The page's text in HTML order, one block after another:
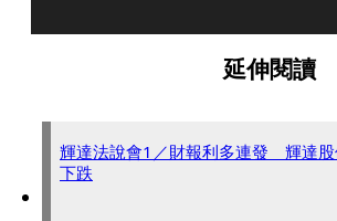
延伸閱讀
輝達法說會1／財報利多連發 輝達股
下跌